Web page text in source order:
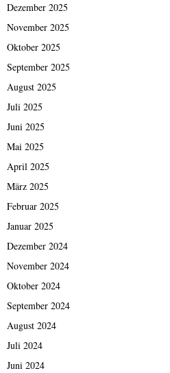
Dezember 2025
November 2025
Oktober 2025
September 2025
August 2025
Juli 2025
Juni 2025
Mai 2025
April 2025
März 2025
Februar 2025
Januar 2025
Dezember 2024
November 2024
Oktober 2024
September 2024
August 2024
Juli 2024
Juni 2024